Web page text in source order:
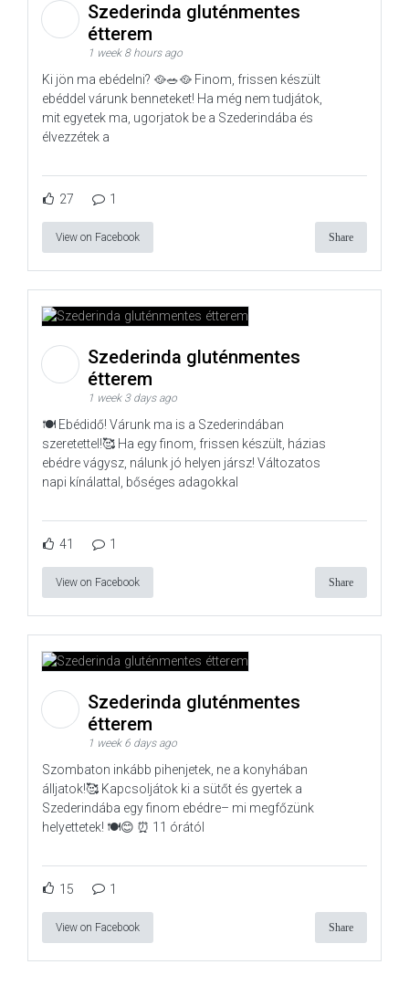
Szederinda gluténmentes
étterem
1 week 8 hours ago
Ki jön ma ebédelni? 🥘🥗🥘 Finom, frissen készült
ebéddel várunk benneteket! Ha még nem tudjátok,
mit egyetek ma, ugorjatok be a Szederindába és
élvezzétek a
27 1
View on Facebook Share
Szederinda gluténmentes
étterem
1 week 3 days ago
🍽️ Ebédidő! Várunk ma is a Szederindában
szeretettel!🥰 Ha egy finom, frissen készült, házias
ebédre vágysz, nálunk jó helyen jársz! Változatos
napi kínálattal, bőséges adagokkal
41 1
View on Facebook Share
Szederinda gluténmentes
étterem
1 week 6 days ago
Szombaton inkább pihenjetek, ne a konyhában
álljatok!🥰 Kapcsoljátok ki a sütőt és gyertek a
Szederindába egy finom ebédre– mi megfőzünk
helyettetek! 🍽️😊 ⏰ 11 órától
15 1
View on Facebook Share